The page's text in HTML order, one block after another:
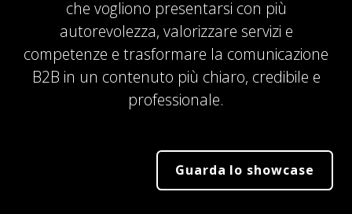
che vogliono presentarsi con più
autorevolezza, valorizzare servizi e
competenze e trasformare la comunicazione
B2B in un contenuto più chiaro, credibile e
professionale.
Guarda lo showcase